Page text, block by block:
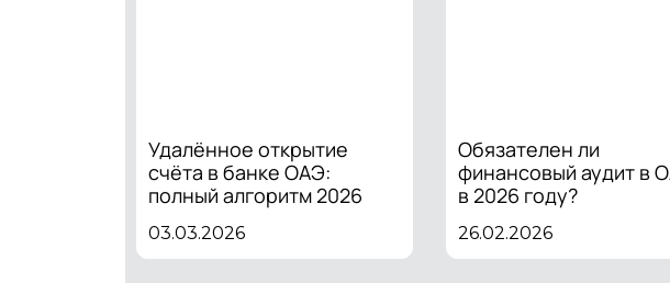
Удалённое открытие
счёта в банке ОАЭ:
полный алгоритм 2026
03.03.2026
Обязателен ли
финансовый аудит в
в 2026 году?
26.02.2026